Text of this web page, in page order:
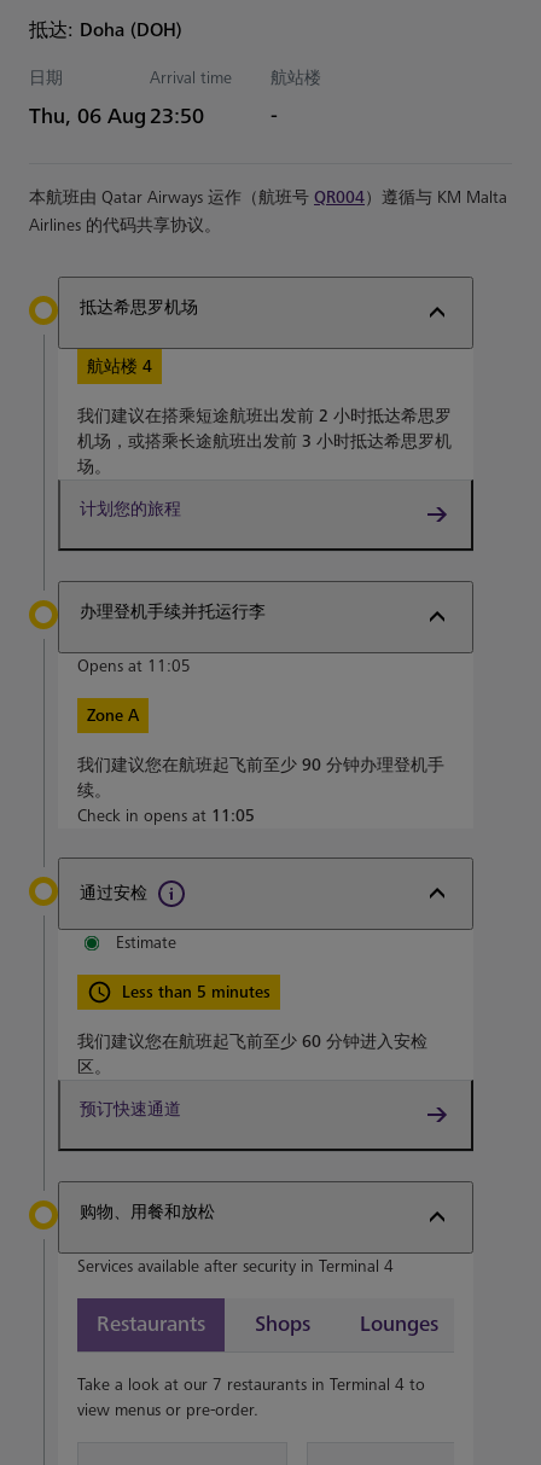
抵达: Doha (DOH)
日期
Thu, 06 Aug
Arrival time
Estimated 时间
23:50
航站楼
-
本航班由 Qatar Airways 运作（航班号 QR004）遵循与 KM Malta
Airlines 的代码共享协议。
抵达希思罗机场
航站楼 4
我们建议在搭乘短途航班出发前 2 小时抵达希思罗
机场，或搭乘长途航班出发前 3 小时抵达希思罗机
场。
计划您的旅程
办理登机手续并托运行李
Opens at 11:05
Zone A
我们建议您在航班起飞前至少 90 分钟办理登机手
续。
Check in opens at 11:05
通过安检
Estimate
Less than 5 minutes
我们建议您在航班起飞前至少 60 分钟进入安检
区。
预订快速通道
购物、用餐和放松
Services available after security in Terminal 4
Restaurants Shops Lounges
Take a look at our 7 restaurants in Terminal 4 to
view menus or pre-order.